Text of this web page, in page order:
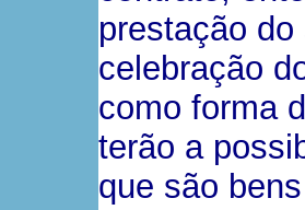
prestação
celebração
como forma
terão a
que são